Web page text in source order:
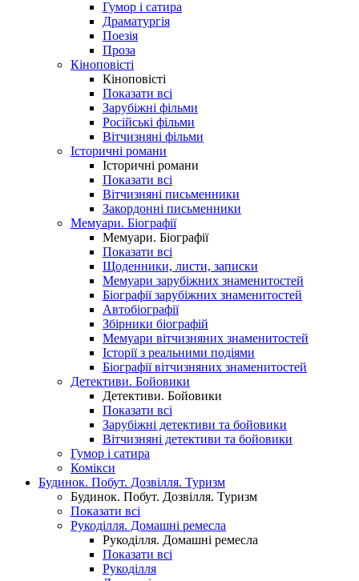
Гумор і сатира
Драматургія
Поезія
Проза
Кіноповісті
Кіноповісті
Показати всі
Зарубіжні фільми
Російські фільми
Вітчизняні фільми
Історичні романи
Історичні романи
Показати всі
Вітчизняні письменники
Закордонні письменники
Мемуари. Біографії
Мемуари. Біографії
Показати всі
Щоденники, листи, записки
Мемуари зарубіжних знаменитостей
Біографії зарубіжних знаменитостей
Автобіографії
Збірники біографій
Мемуари вітчизняних знаменитостей
Історії з реальними подіями
Біографії вітчизняних знаменитостей
Детективи. Бойовики
Детективи. Бойовики
Показати всі
Зарубіжні детективи та бойовики
Вітчизняні детективи та бойовики
Гумор і сатира
Комікси
Будинок. Побут. Дозвілля. Туризм
Будинок. Побут. Дозвілля. Туризм
Показати всі
Рукоділля. Домашні ремесла
Рукоділля. Домашні ремесла
Показати всі
Рукоділля